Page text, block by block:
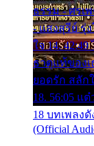
ธรรม - ศรเ
- แสงสุรีย์ รุ่
ใจ 14.
ธาตุแท้ของเ
ยอดรัก สลัก
18. 56:05 แ
18 บทเพลง
(Official